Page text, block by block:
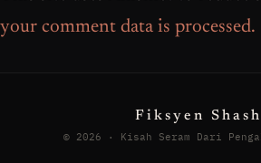
your comment data is processed.
Fiksyen
© 2026 · Kisah Seram Dari